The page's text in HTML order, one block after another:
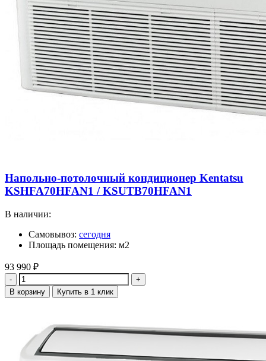
Напольно-потолочный кондиционер Kentatsu
KSHFA70HFAN1 / KSUTB70HFAN1
В наличии:
Самовывоз: сегодня
Площадь помещения: м2
93 990 ₽
Количество
В корзину Купить в 1 клик